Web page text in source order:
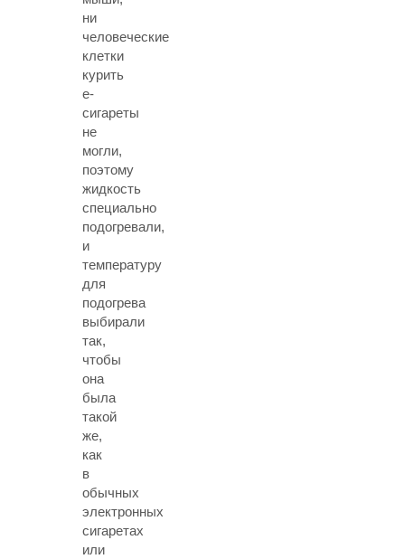
ни
человеческие
клетки
курить
е-
сигареты
не
могли,
поэтому
жидкость
специально
подогревали,
и
температуру
для
подогрева
выбирали
так,
чтобы
она
была
такой
же,
как
в
обычных
электронных
сигаретах
или